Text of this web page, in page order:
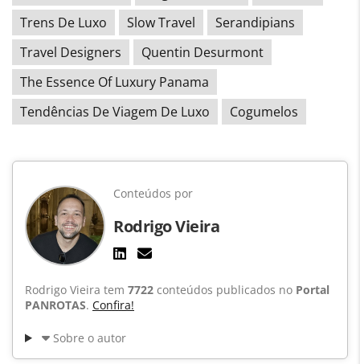
Trens De Luxo
Slow Travel
Serandipians
Travel Designers
Quentin Desurmont
The Essence Of Luxury Panama
Tendências De Viagem De Luxo
Cogumelos
Conteúdos por
Rodrigo Vieira
Rodrigo Vieira tem 7722 conteúdos publicados no Portal
PANROTAS. Confira!
Sobre o autor